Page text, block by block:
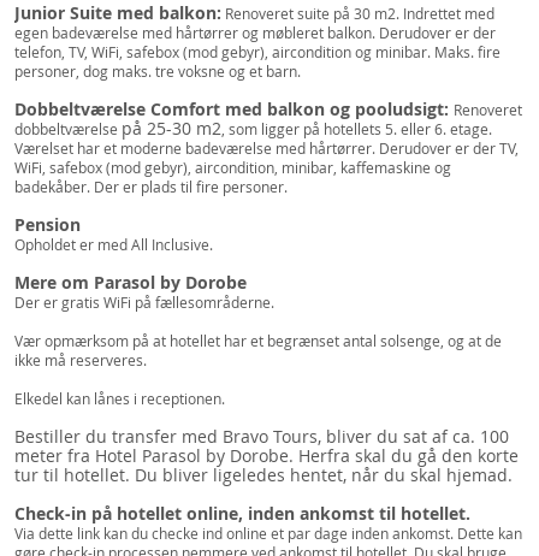
Junior Suite med balkon: Renoveret suite på 30 m2. Indrettet med
egen badeværelse med hårtørrer og møbleret balkon. Derudover er der
telefon, TV, WiFi, safebox (mod gebyr), aircondition og minibar. Maks. fire
personer, dog maks. tre voksne og et barn.
Dobbeltværelse Comfort med balkon og pooludsigt: Renoveret
dobbeltværelse på 25-30 m2 , som ligger på hotellets 5. eller 6. etage.
Værelset har et moderne badeværelse med hårtørrer. Derudover er der TV,
WiFi, safebox (mod gebyr), aircondition, minibar, kaffemaskine og
badekåber. Der er plads til fire personer.
Pension
Opholdet er med All Inclusive.
Mere om Parasol by Dorobe
Der er gratis WiFi på fællesområderne.
Vær opmærksom på at hotellet har et begrænset antal solsenge, og at de
ikke må reserveres.
Elkedel kan lånes i receptionen.
Bestiller du transfer med Bravo Tours, bliver du sat af ca. 100
meter fra Hotel Parasol by Dorobe. Herfra skal du gå den korte
tur til hotellet. Du bliver ligeledes hentet, når du skal hjemad.
Check-in på hotellet online, inden ankomst til hotellet.
Via dette link kan du checke ind online et par dage inden ankomst. Dette kan